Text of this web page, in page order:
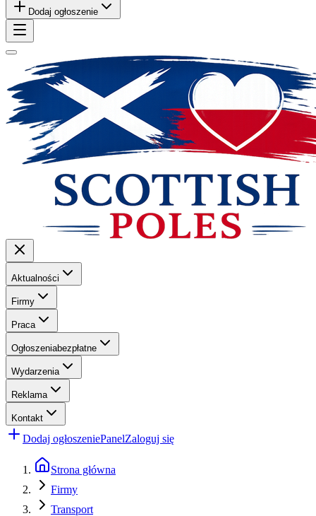
Dodaj ogłoszenie
Aktualności
Firmy
Praca
Ogłoszeniabezpłatne
Wydarzenia
Reklama
Kontakt
Dodaj ogłoszeniePanelZaloguj się
Strona główna
Firmy
Transport